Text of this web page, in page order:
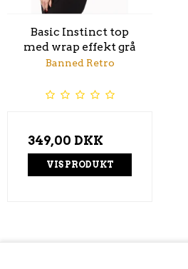
Basic Instinct top
med wrap effekt grå
Banned Retro
349,00 DKK
VIS PRODUKT